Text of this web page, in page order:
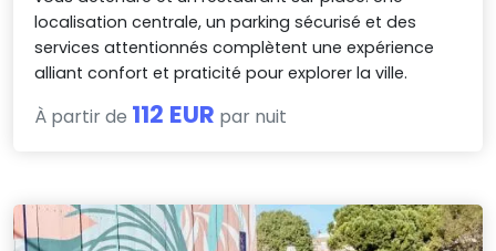
localisation centrale, un parking sécurisé et des
services attentionnés complètent une expérience
alliant confort et praticité pour explorer la ville.
À partir de 112 EUR par nuit